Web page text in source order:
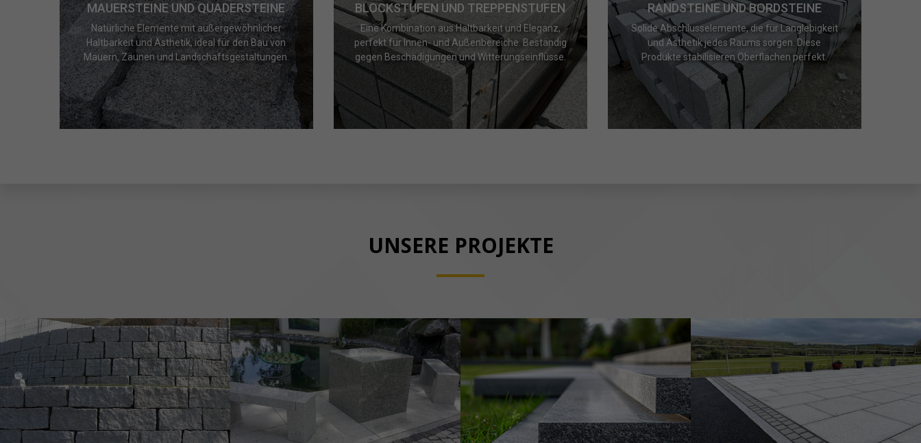
MAUERSTEINE UND QUADERSTEINE
Natürliche Elemente mit außergewöhnlicher
Haltbarkeit und Ästhetik, ideal für den Bau von
Mauern, Zäunen und Landschaftsgestaltungen.
BLOCKSTUFEN UND TREPPENSTUFEN
Eine Kombination aus Haltbarkeit und Eleganz,
perfekt für Innen- und Außenbereiche. Beständig
gegen Beschädigungen und Witterungseinflüsse.
RANDSTEINE UND BORDSTEINE
Solide Abschlusselemente, die für Langlebigkeit
und Ästhetik jedes Raums sorgen. Diese
Produkte stabilisieren Oberflächen perfekt.
UNSERE PROJEKTE